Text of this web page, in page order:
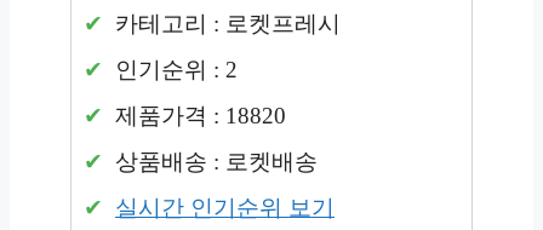
카테고리 : 로켓프레시
인기순위 : 2
제품가격 : 18820
상품배송 : 로켓배송
실시간 인기순위 보기